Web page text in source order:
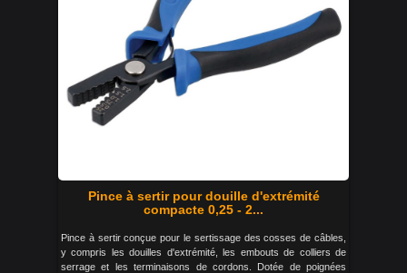
Pince à sertir pour douille d'extrémité
compacte 0,25 - 2...
Pince à sertir conçue pour le sertissage des cosses de câbles,
y compris les douilles d'extrémité, les embouts de colliers de
serrage et les terminaisons de cordons. Dotée de poignées